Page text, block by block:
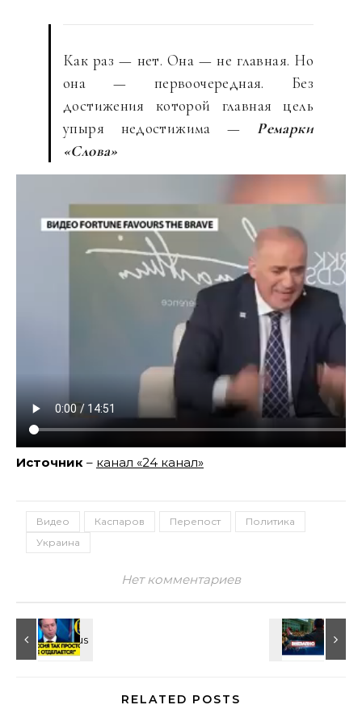
Как раз — нет. Она — не главная. Но
она — первоочередная. Без
достижения которой главная цель
упыря недостижима — Ремарки
«Слова»
Источник – канал «24 канал»
Видео Каспаров Перепост
Политика
Украина
Нет комментариев
RELATED POSTS